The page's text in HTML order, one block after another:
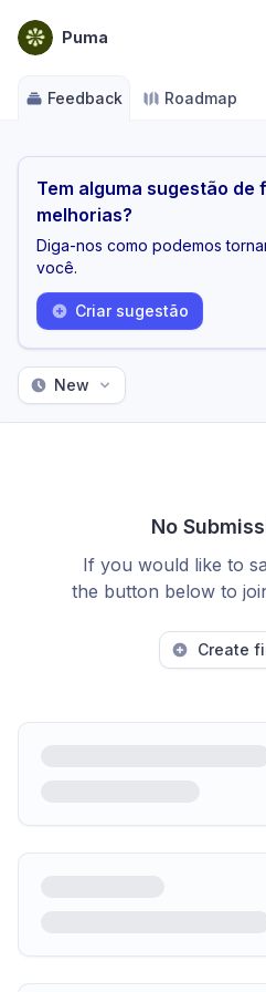
Puma
Feedback Roadmap
Tem alguma sugestão de
melhorias?
Diga-nos como podemos
você.
Criar sugestão
New
No
If you would like to
the button below to
Create